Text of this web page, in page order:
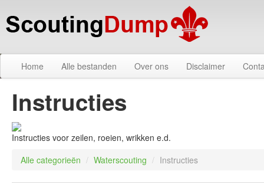
Home Alle bestanden Over ons Disclaimer
Instructies
Instructies voor zeilen, roeien, wrikken e.d.
Alle categorieën / Waterscouting / Instructies